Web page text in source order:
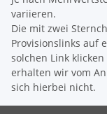
variieren.
Die mit zwei
Provisionslinks auf
solchen Link
erhalten wir vom
sich hierbei nicht.